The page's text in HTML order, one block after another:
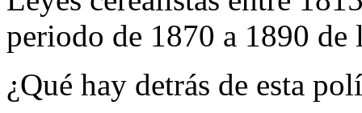
periodo de 1870 a 1890 de
¿Qué hay detrás de esta